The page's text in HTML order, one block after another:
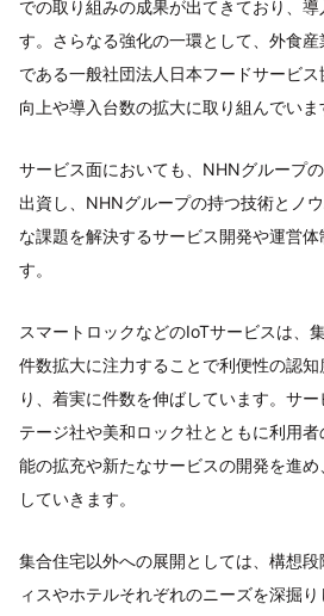
での取り組みの成果が出てきており、
す。さらなる強化の一環として、外食
である一般社団法人日本フードサービ
向上や導入台数の拡大に取り組んでいま
サービス面においても、NHNグループ
出資し、NHNグループの持つ技術とノ
な課題を解決するサービス開発や運営
す。
スマートロックなどのIoTサービスは、
件数拡大に注力することで利便性の認
り、着実に件数を伸ばしています。サ
テージ社や美和ロック社とともに利用
能の拡充や新たなサービスの開発を進
していきます。
集合住宅以外への展開としては、構想
ィスやホテルそれぞれのニーズを深掘